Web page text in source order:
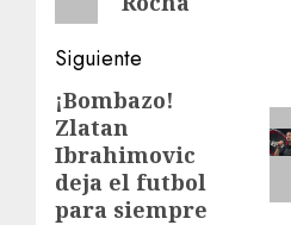
Siguiente
Siguiente
entrada:
¡Bombazo!
Zlatan
Ibrahimovic
deja el futbol
para siempre